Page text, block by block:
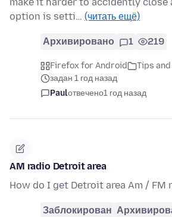
make it harder to accidently close
option is setti… (читать ещё)
Архивировано 1 219
Firefox for Android
Tips
задан 1 год назад
Paulотвечено1 год назад
AM radio Detroit area
How do I get Detroit area Am / FM
Заблокирован